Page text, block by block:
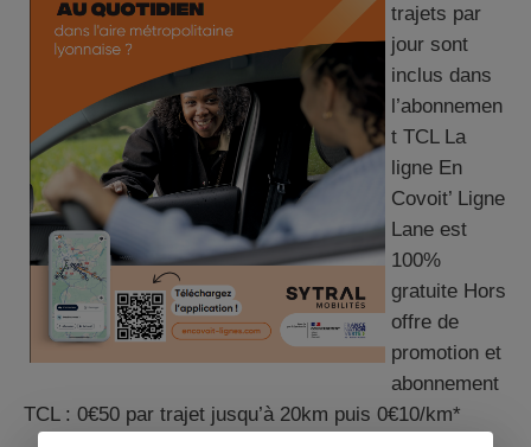
trajets par
jour sont
inclus dans
l’abonnemen
t TCL La
ligne En
Covoit’ Ligne
Lane est
100%
gratuite Hors
offre de
promotion et
abonnement
TCL : 0€50 par trajet jusqu’à 20km puis 0€10/km*